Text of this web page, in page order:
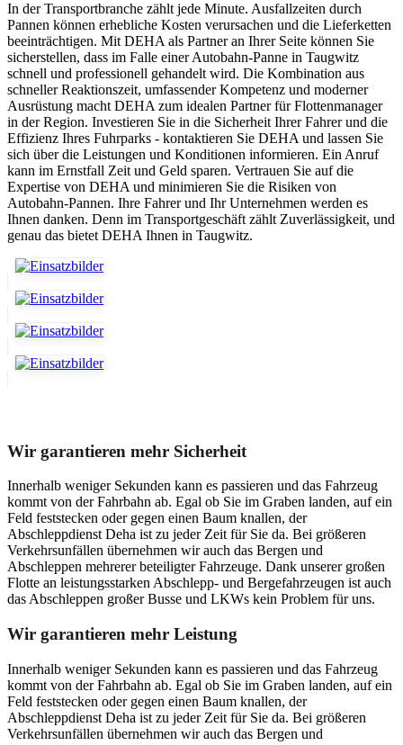
In der Transportbranche zählt jede Minute. Ausfallzeiten durch
Pannen können erhebliche Kosten verursachen und die Lieferketten
beeinträchtigen. Mit DEHA als Partner an Ihrer Seite können Sie
sicherstellen, dass im Falle einer Autobahn-Panne in Taugwitz
schnell und professionell gehandelt wird. Die Kombination aus
schneller Reaktionszeit, umfassender Kompetenz und moderner
Ausrüstung macht DEHA zum idealen Partner für Flottenmanager
in der Region. Investieren Sie in die Sicherheit Ihrer Fahrer und die
Effizienz Ihres Fuhrparks - kontaktieren Sie DEHA und lassen Sie
sich über die Leistungen und Konditionen informieren. Ein Anruf
kann im Ernstfall Zeit und Geld sparen. Vertrauen Sie auf die
Expertise von DEHA und minimieren Sie die Risiken von
Autobahn-Pannen. Ihre Fahrer und Ihr Unternehmen werden es
Ihnen danken. Denn im Transportgeschäft zählt Zuverlässigkeit, und
genau das bietet DEHA Ihnen in Taugwitz.
Wir garantieren mehr Sicherheit
Innerhalb weniger Sekunden kann es passieren und das Fahrzeug
kommt von der Fahrbahn ab. Egal ob Sie im Graben landen, auf ein
Feld feststecken oder gegen einen Baum knallen, der
Abschleppdienst Deha ist zu jeder Zeit für Sie da. Bei größeren
Verkehrsunfällen übernehmen wir auch das Bergen und
Abschleppen mehrerer beteiligter Fahrzeuge. Dank unserer großen
Flotte an leistungsstarken Abschlepp- und Bergefahrzeugen ist auch
das Abschleppen großer Busse und LKWs kein Problem für uns.
Wir garantieren mehr Leistung
Innerhalb weniger Sekunden kann es passieren und das Fahrzeug
kommt von der Fahrbahn ab. Egal ob Sie im Graben landen, auf ein
Feld feststecken oder gegen einen Baum knallen, der
Abschleppdienst Deha ist zu jeder Zeit für Sie da. Bei größeren
Verkehrsunfällen übernehmen wir auch das Bergen und